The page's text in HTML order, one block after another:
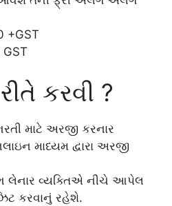
+GST
કરવી ?
માટે અરજી કરનાર
માધ્યમ દ્વારા અરજી
લેનાર વ્યક્તિએ નીચે આપેલ
કરવાનું રહેશે.